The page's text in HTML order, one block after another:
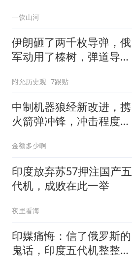
一饮山河
伊朗砸了两千枚导弹，俄
军动用了榛树，弹道导弹
附允历史观 7跟贴
中制机器狼经新改进，携
火箭弹冲锋，冲击程度如
金额多少啊
印度放弃苏57押注国产五
代机，成败在此一举
夜里看海
印媒痛悔：信了俄罗斯的
鬼话，印度五代机整整耽